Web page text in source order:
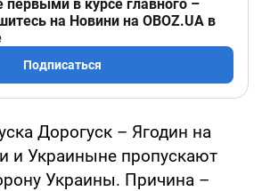
первыми в курсе главного –
на Новини на OBOZ.UA в
Подписаться
Дорогуск – Ягодин на
и Украиныне пропускают
Украины. Причина –